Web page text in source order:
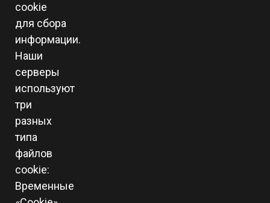
cookie
для сбора
информации.
Наши
серверы
используют
три
разных
типа
файлов
cookie:
Временные